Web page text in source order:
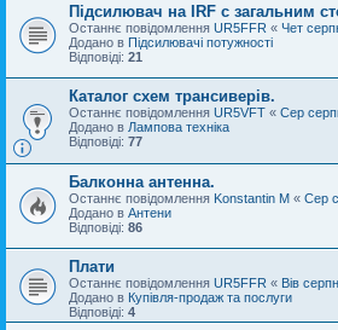
Підсилювач на IRF с загальним
Останнє повідомлення UR5FFR « Чет
Додано в Підсилювачі потужності
Відповіді: 21
Каталог схем трансиверів.
Останнє повідомлення UR5VFT « Сер
Додано в Лампова техніка
Відповіді: 77
Балконна антенна.
Останнє повідомлення Konstantin M « Сер
Додано в Антени
Відповіді: 86
Плати
Останнє повідомлення UR5FFR « Вів
Додано в Купівля-продаж та послуги
Відповіді: 4